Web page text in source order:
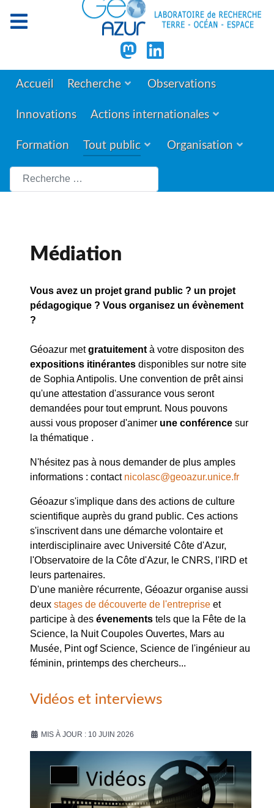
Accueil Recherche Observations
Innovations Actions internationales
Formation Tout public Organisation
Rechercher
Médiation
Vous avez un projet grand public ? un projet
pédagogique ? Vous organisez un évènement
?
Géoazur metgratuitementà votre dispositon des
expositions itinérantes disponibles sur notre site
de Sophia Antipolis. Une convention de prêt ainsi
qu'une attestation d'assurance vous seront
demandées pour tout emprunt. Nous pouvons
aussi vous proposer d'animer une conférence sur
la thématique .
N'hésitez pas à nous demander de plus amples
informations : contact nicolasc@geoazur.unice.fr
Géoazur s'implique dans des actions de culture
scientifique auprès du grand public. Ces actions
s'inscrivent dans une démarche volontaire et
interdisciplinaire avec Université Côte d'Azur,
l'Observatoire de la Côte d'Azur, le CNRS, l'IRD et
leurs partenaires.
D'une manière récurrente, Géoazur organise aussi
deux stages de découverte de l'entreprise et
participe à des évenements tels que la Fête de la
Science, la Nuit Coupoles Ouvertes, Mars au
Musée, Pint ogf Science, Science de l'ingénieur au
féminin, printemps des chercheurs...
Vidéos et interviews
MIS À JOUR : 10 JUIN 2026